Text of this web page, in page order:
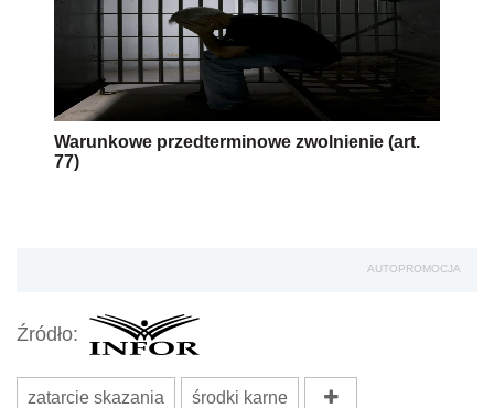
Warunkowe przedterminowe zwolnienie (art.
77)
AUTOPROMOCJA
Źródło:
zatarcie skazania środki karne